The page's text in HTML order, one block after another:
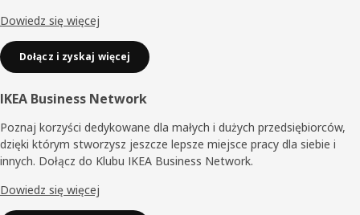
Dowiedz się więcej
Dołącz i zyskaj więcej
IKEA Business Network
Poznaj korzyści dedykowane dla małych i dużych przedsiębiorców,
dzięki którym stworzysz jeszcze lepsze miejsce pracy dla siebie i
innych. Dołącz do Klubu IKEA Business Network.
Dowiedz się więcej